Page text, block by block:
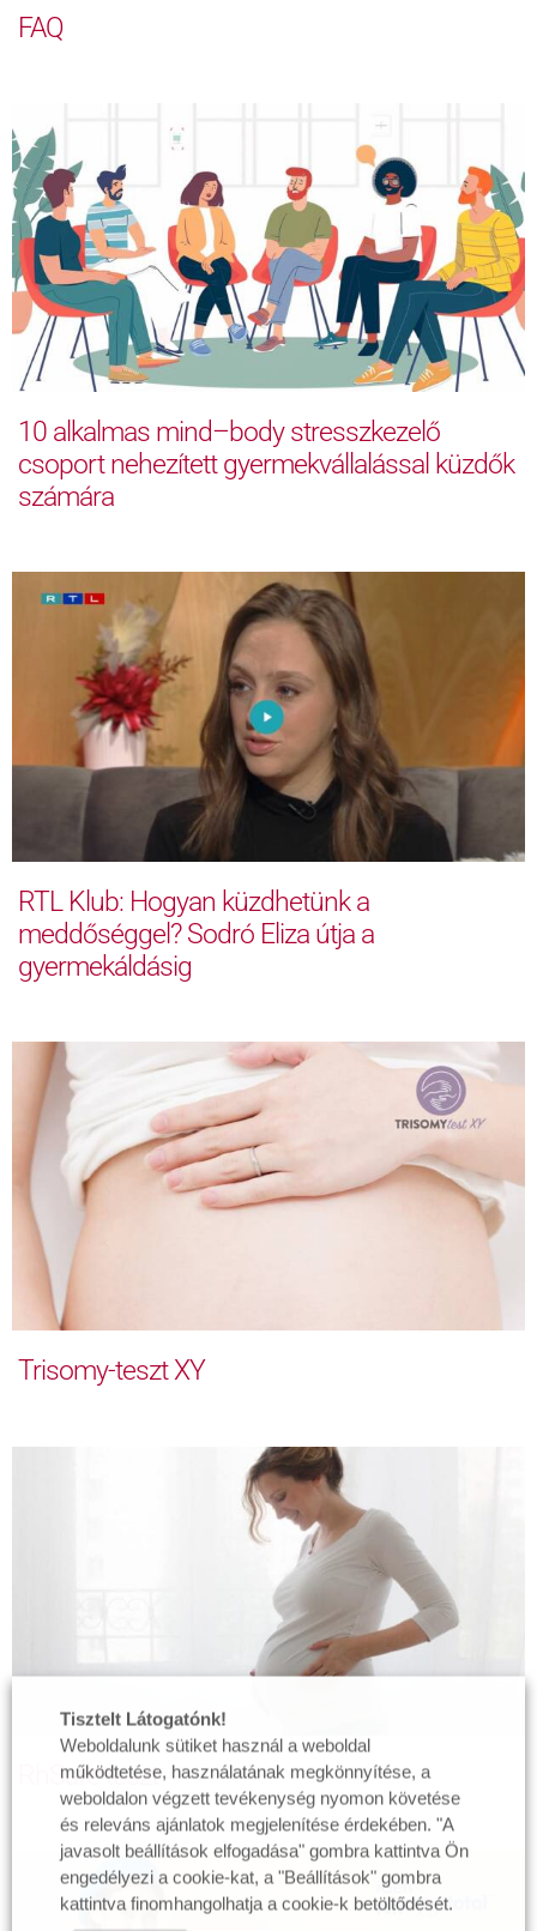
FAQ
10 alkalmas mind–body stresszkezelő
csoport nehezített gyermekvállalással küzdők
számára
RTL Klub: Hogyan küzdhetünk a
meddőséggel? Sodró Eliza útja a
gyermekáldásig
Trisomy-teszt XY
RhSafe teszt
Tisztelt Látogatónk!
Weboldalunk sütiket használ a weboldal
működtetése, használatának megkönnyítése, a
weboldalon végzett tevékenység nyomon követése
és releváns ajánlatok megjelenítése érdekében. "A
javasolt beállítások elfogadása" gombra kattintva Ön
engedélyezi a cookie-kat, a "Beállítások" gombra
kattintva finomhangolhatja a cookie-k betöltődését.